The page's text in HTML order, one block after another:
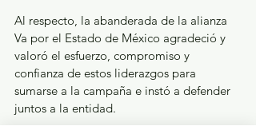
Al respecto, la abanderada de la alianza
Va por el Estado de México agradeció y
valoró el esfuerzo, compromiso y
confianza de estos liderazgos para
sumarse a la campaña e instó a defender
juntos a la entidad.